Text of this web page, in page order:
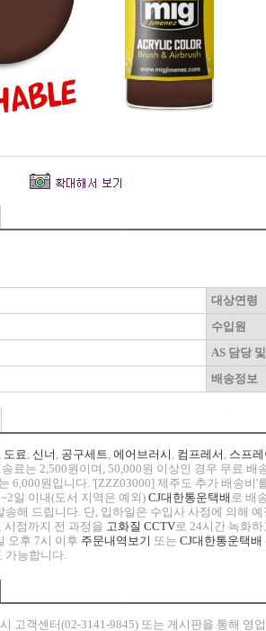
대상연령
수입원
AS 담당
배송정보
, 도료, 신너 , 공구세트, 에어브러시 , 컴프레서 , 스프
료는 2,500원이며, 50,000원 이상인 경우 무료 배
6,000원입니다. '[ZZZ03000] 제주도 추가 배송
일 이내(도서 지역은 예외) CJ대한통운택배 로 배
해 드립니다. 단, 입하일은 수입사 사정에 의해
시점까지 전 과정을 고화질 CCTV로 24시간 녹화
오후 7시 이후 주문내역보기 또는 CJ대한통운택배
가능합니다.
고객센터(02-3141-9845) 또는 게시판을 통해 영